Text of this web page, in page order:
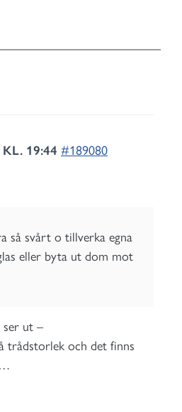
19:44 #189080
så svårt o tillverka egna
eller byta ut dom mot
ut –
trådstorlek och det finns